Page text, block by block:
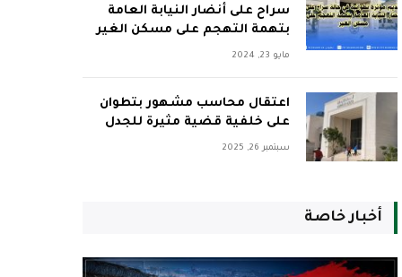
سراح على أنضار النيابة العامة
بتهمة التهجم على مسكن الغير
مايو 23, 2024
اعتقال محاسب مشهور بتطوان
على خلفية قضية مثيرة للجدل
سبتمبر 26, 2025
أخبار خاصة